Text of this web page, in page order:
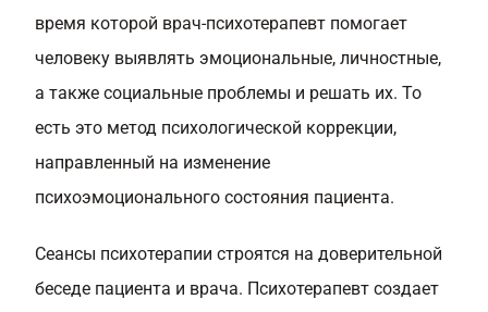
время которой врач-психотерапевт помогает
человеку выявлять эмоциональные, личностные,
а также социальные проблемы и решать их. То
есть это метод психологической коррекции,
направленный на изменение
психоэмоционального состояния пациента.
Сеансы психотерапии строятся на доверительной
беседе пациента и врача. Психотерапевт создает